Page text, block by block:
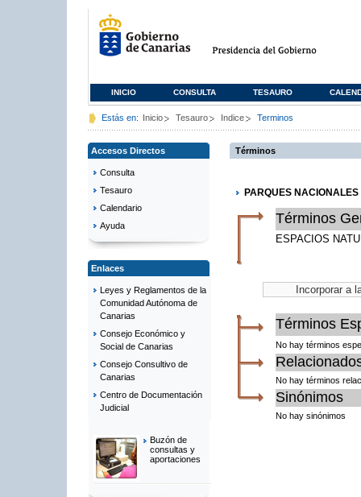
INICIO CONSULTA TESAURO
Estás en: Inicio Tesauro Indice Terminos
Accesos Directos
Consulta
Tesauro
Calendario
Ayuda
Enlaces
Leyes y Reglamentos de la
Comunidad Autónoma de
Canarias
Consejo Económico y
Social de Canarias
Consejo Consultivo de
Canarias
Centro de Documentación
Judicial
Buzón de
consultas y
aportaciones
Términos
PARQUES NACIONALES
Términos
ESPACIOS
Términos
No hay términos
No hay términos
Sinónimos
No hay sinónimos